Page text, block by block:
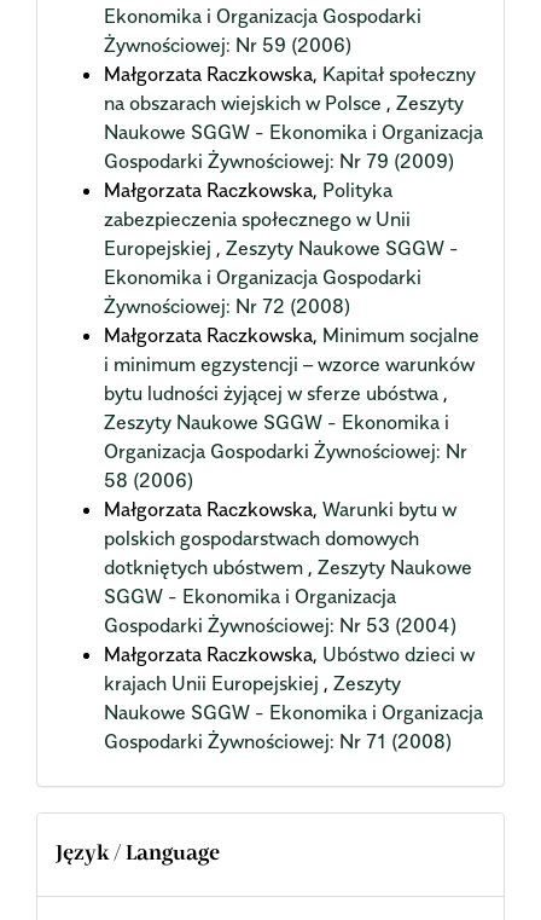
Ekonomika i Organizacja Gospodarki
Żywnościowej: Nr 59 (2006)
Małgorzata Raczkowska, Kapitał społeczny
na obszarach wiejskich w Polsce , Zeszyty
Naukowe SGGW - Ekonomika i Organizacja
Gospodarki Żywnościowej: Nr 79 (2009)
Małgorzata Raczkowska, Polityka
zabezpieczenia społecznego w Unii
Europejskiej , Zeszyty Naukowe SGGW -
Ekonomika i Organizacja Gospodarki
Żywnościowej: Nr 72 (2008)
Małgorzata Raczkowska, Minimum socjalne
i minimum egzystencji – wzorce warunków
bytu ludności żyjącej w sferze ubóstwa ,
Zeszyty Naukowe SGGW - Ekonomika i
Organizacja Gospodarki Żywnościowej: Nr
58 (2006)
Małgorzata Raczkowska, Warunki bytu w
polskich gospodarstwach domowych
dotkniętych ubóstwem , Zeszyty Naukowe
SGGW - Ekonomika i Organizacja
Gospodarki Żywnościowej: Nr 53 (2004)
Małgorzata Raczkowska, Ubóstwo dzieci w
krajach Unii Europejskiej , Zeszyty
Naukowe SGGW - Ekonomika i Organizacja
Gospodarki Żywnościowej: Nr 71 (2008)
Język / Language